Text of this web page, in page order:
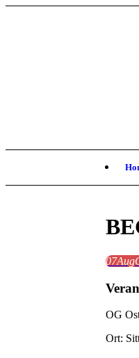
07Aug
OG
Ort: